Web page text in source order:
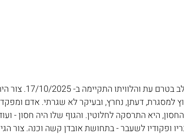
רס"ן צור שפי הלך לעולמו מהתקף
למסגרת, דעתן, נחרץ, ובעיקר לא שגרתי. אדם
היא התרסקה לחלוטין. והגוף שלו היה חסון -
ופקודיו לשעבר - בתחושת אובדן קשה וכנה. צור הגיע